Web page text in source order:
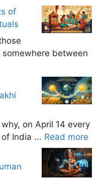
of
between
on April 14 every
India ... Read more